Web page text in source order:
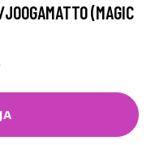
(MAGIC